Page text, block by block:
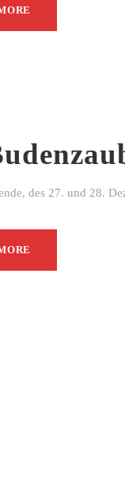
des 27. und 28.